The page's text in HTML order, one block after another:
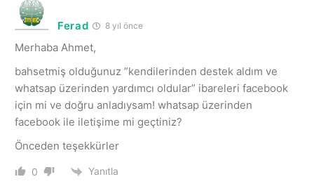
Ferad 8 yıl önce
Merhaba Ahmet,
bahsetmiş olduğunuz ”kendilerinden destek aldım ve
whatsap üzerinden yardımcı oldular” ibareleri facebook
için mi ve doğru anladıysam! whatsap üzerinden
facebook ile iletişime mi geçtiniz?
Önceden teşekkürler
0 Yanıtla